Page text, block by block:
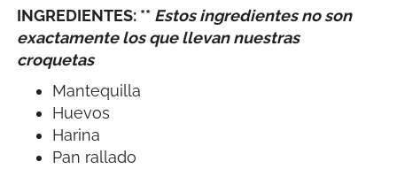
INGREDIENTES: ** Estos ingredientes no son
exactamente los que llevan nuestras
croquetas
Mantequilla
Huevos
Harina
Pan rallado